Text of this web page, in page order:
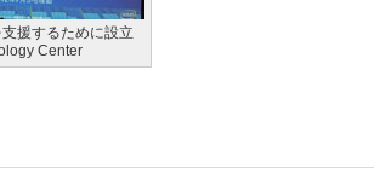
援するために設立
Center